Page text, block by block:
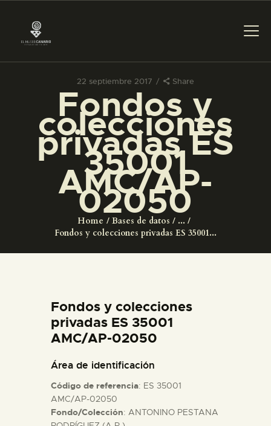
22 septiembre 2017 Share
Fondos y
colecciones
privadas ES
35001
AMC/AP-
02050
Home Bases de datos
...
Fondos y colecciones privadas ES 35001...
PREPARAR LA VISITA
ACTIVIDADES
█
EL MUSEO
ESPAÑOL
ACTIVIDADES
Fondos y colecciones
privadas ES 35001
AMC/AP-02050
Área de identificación
Código de referencia: ES 35001
AMC/AP-02050
Fondo/Colección: ANTONINO PESTANA